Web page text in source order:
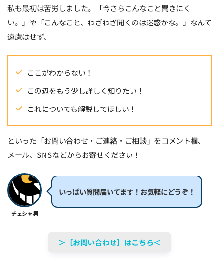
私も最初は苦労しました。「今さらこんなこと聞きにく
い。」や「こんなこと、わざわざ聞くのは迷惑かな。」なんて
遠慮はせず、
ここがわからない！
この辺をもう少し詳しく知りたい！
これについても解説してほしい！
といった「お問い合わせ・ご連絡・ご相談」をコメント欄、
メール、SNSなどからお寄せください！
チェシャ男
いっぱい質問届いてます！お気軽にどうぞ！
＞［お問い合わせ］はこちら＜